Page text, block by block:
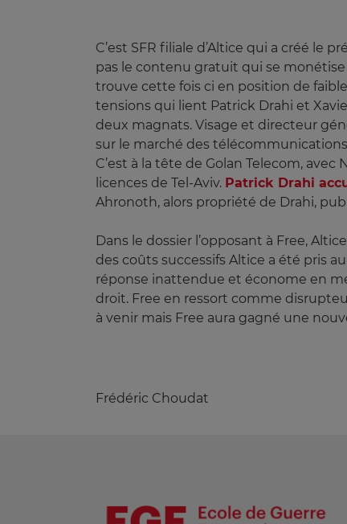
C’est SFR filiale d’Altice qui a créé le
pas le contenu gratuit qui se
trouve cette fois ci en position de
tensions qui lient Patrick Drahi et
deux magnats. Visage et directeur
sur le marché des télécommunications
C’est à la tête de Golan Telecom,
licences de Tel-Aviv. Patrick Drahi
Ahronoth, alors propriété de Drahi,
Dans le dossier l’opposant à Free,
des coûts successifs Altice a été pris
réponse inattendue et économe en
droit. Free en ressort comme
à venir mais Free aura gagné une
Frédéric Choudat